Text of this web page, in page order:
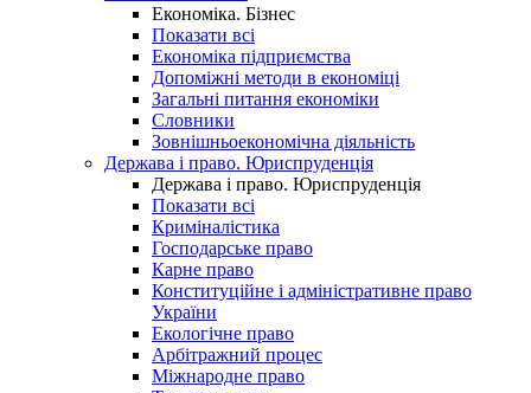
Економіка. Бізнес
Показати всі
Економіка підприємства
Допоміжні методи в економіці
Загальні питання економіки
Словники
Зовнішньоекономічна діяльність
Держава і право. Юриспруденція
Держава і право. Юриспруденція
Показати всі
Криміналістика
Господарське право
Карне право
Конституційне і адміністративне право
України
Екологічне право
Арбітражний процес
Міжнародне право